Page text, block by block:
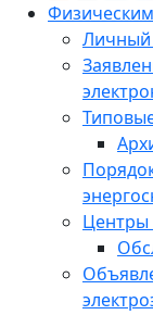
Личный
Центры